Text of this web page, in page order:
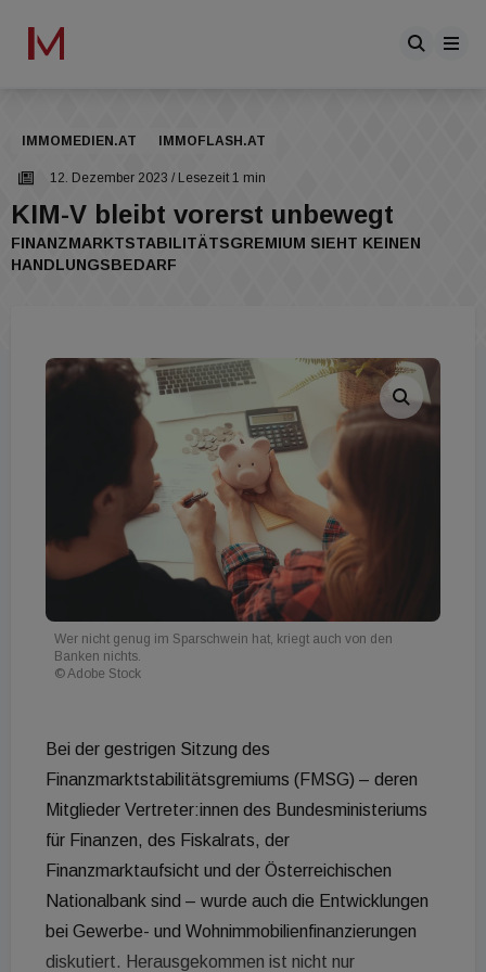
IMMOMEDIEN.AT IMMOFLASH.AT
12. Dezember 2023 / Lesezeit 1 min
KIM-V bleibt vorerst unbewegt
FINANZMARKTSTABILITÄTSGREMIUM SIEHT KEINEN
HANDLUNGSBEDARF
Wer nicht genug im Sparschwein hat, kriegt auch von den
Banken nichts.
© Adobe Stock
Bei der gestrigen Sitzung des
Finanzmarktstabilitätsgremiums (FMSG) – deren
Mitglieder Vertreter:innen des Bundesministeriums
für Finanzen, des Fiskalrats, der
Finanzmarktaufsicht und der Österreichischen
Nationalbank sind – wurde auch die Entwicklungen
bei Gewerbe- und Wohnimmobilienfinanzierungen
diskutiert. Herausgekommen ist nicht nur